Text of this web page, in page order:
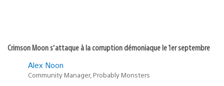
Crimson Moon s’attaque à la corruption démoniaque le 1er septembre
Alex Noon
Community Manager, Probably Monsters